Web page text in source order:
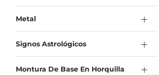
Metal
Signos Astrológicos
Montura De Base En Horquilla